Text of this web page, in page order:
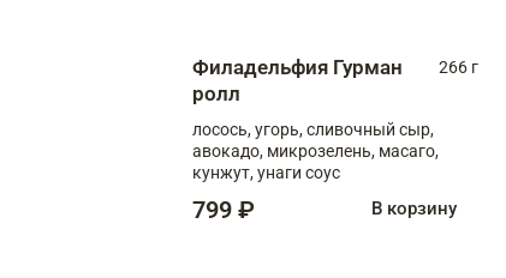
Филадельфия Гурман
ролл
266 г
лосось, угорь, сливочный сыр,
авокадо, микрозелень, масаго,
кунжут, унаги соус
799 ₽ В корзину